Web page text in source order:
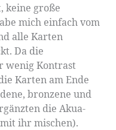
keine große
mich einfach vom
alle Karten
Da die
wenig Kontrast
Karten am Ende
bronzene und
die Akua-
ihr mischen).